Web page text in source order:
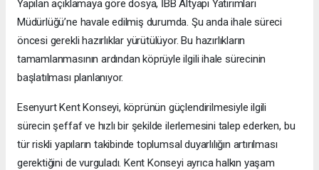
Yapılan açıklamaya göre dosya, İBB Altyapı Yatırımları
Müdürlüğü’ne havale edilmiş durumda. Şu anda ihale süreci
öncesi gerekli hazırlıklar yürütülüyor. Bu hazırlıkların
tamamlanmasının ardından köprüyle ilgili ihale sürecinin
başlatılması planlanıyor.
Esenyurt Kent Konseyi, köprünün güçlendirilmesiyle ilgili
sürecin şeffaf ve hızlı bir şekilde ilerlemesini talep ederken, bu
tür riskli yapıların takibinde toplumsal duyarlılığın artırılması
gerektiğini de vurguladı. Kent Konseyi ayrıca halkın yaşam